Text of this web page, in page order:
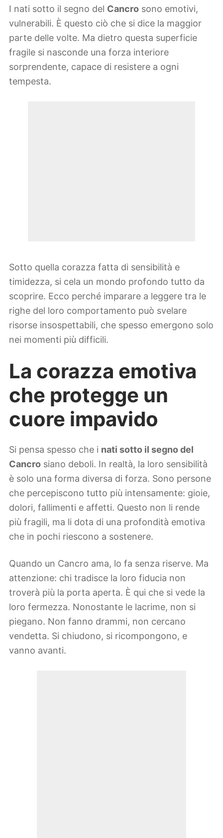
I nati sotto il segno del Cancro sono emotivi,
vulnerabili. È questo ciò che si dice la maggior
parte delle volte. Ma dietro questa superficie
fragile si nasconde una forza interiore
sorprendente, capace di resistere a ogni
tempesta.
Sotto quella corazza fatta di sensibilità e
timidezza, si cela un mondo profondo tutto da
scoprire. Ecco perché imparare a leggere tra le
righe del loro comportamento può svelare
risorse insospettabili, che spesso emergono solo
nei momenti più difficili.
La corazza emotiva
che protegge un
cuore impavido
Si pensa spesso che i nati sotto il segno del
Cancro siano deboli. In realtà, la loro sensibilità
è solo una forma diversa di forza. Sono persone
che percepiscono tutto più intensamente: gioie,
dolori, fallimenti e affetti. Questo non li rende
più fragili, ma li dota di una profondità emotiva
che in pochi riescono a sostenere.
Quando un Cancro ama, lo fa senza riserve. Ma
attenzione: chi tradisce la loro fiducia non
troverà più la porta aperta. È qui che si vede la
loro fermezza. Nonostante le lacrime, non si
piegano. Non fanno drammi, non cercano
vendetta. Si chiudono, si ricompongono, e
vanno avanti.